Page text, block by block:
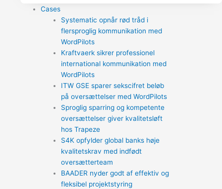
Cases
Systematic opnår rød tråd i
flersproglig kommunikation med
WordPilots
Kraftvaerk sikrer professionel
international kommunikation med
WordPilots
ITW GSE sparer sekscifret beløb
på oversættelser med WordPilots
Sproglig sparring og kompetente
oversættelser giver kvalitetsløft
hos Trapeze
S4K opfylder global banks høje
kvalitetskrav med indfødt
oversætterteam
BAADER nyder godt af effektiv og
fleksibel projektstyring